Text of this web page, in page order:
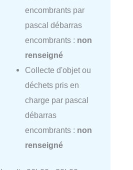
encombrants par
pascal débarras
encombrants : non
renseigné
Collecte d'objet ou
déchets pris en
charge par pascal
débarras
encombrants : non
renseigné